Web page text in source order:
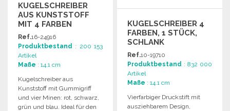
KUGELSCHREIBER
AUS KUNSTSTOFF
MIT 4 FARBEN
Ref.16-24916
Produktbestand : 200 153
Artikel
Maße : 14.1 cm
Kugelschreiber aus
Kunststoff mit Gummigriff
und vier Minen: rot, schwarz,
grün und blau. Ideal für den
KUGELSCHREIBER 4
FARBEN, 1 STÜCK,
SCHLANK
Ref.10-19710
Produktbestand : 832 000
Artikel
Maße : 14.1 cm
Vierfarbiger Druckstift mit
ausziehbarem Design,